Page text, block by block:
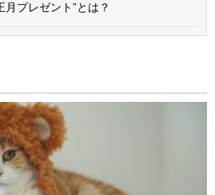
月プレゼント”とは？